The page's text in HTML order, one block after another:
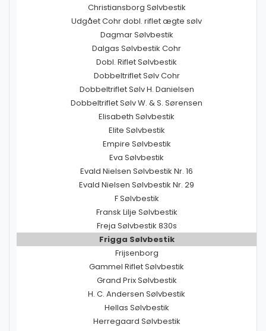
Christiansborg Sølvbestik
Udgået Cohr dobl. riflet ægte sølv
Dagmar Sølvbestik
Dalgas Sølvbestik Cohr
Dobl. Riflet Sølvbestik
Dobbeltriflet Sølv Cohr
Dobbeltriflet Sølv H. Danielsen
Dobbeltriflet Sølv W. & S. Sørensen
Elisabeth Sølvbestik
Elite Sølvbestik
Empire Sølvbestik
Eva Sølvbestik
Evald Nielsen Sølvbestik Nr. 16
Evald Nielsen Sølvbestik Nr. 29
F Sølvbestik
Fransk Lilje Sølvbestik
Freja Sølvbestik 830s
Frigga Sølvbestik
Frijsenborg
Gammel Riflet Sølvbestik
Grand Prix Sølvbestik
H. C. Andersen Sølvbestik
Hellas Sølvbestik
Herregaard Sølvbestik